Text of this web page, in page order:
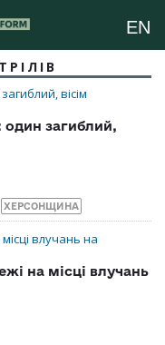
EN
один загиблий,
ХЕРСОНЩИНА
на місці влучань